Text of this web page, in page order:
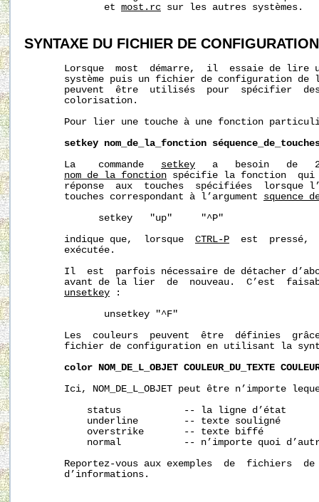
              et
most.rc sur les autres systèmes.
SYNTAXE DU FICHIER DE CONFIGURATION
Lorsque  most  démarre,  il  essaie de lire
système puis un fichier de configuration de
peuvent  être  utilisés  pour  spécifier
       colorisation.
Pour lier une touche à une fonction
setkey nom_de_la_fonction
       La    commande
setkey
a   besoin   de
nom_de_la_fonction spécifie la fonction  qui
réponse  aux  touches  spécifiées  lorsque
       touches correspondant à l’argument
s
             setkey   "up"     "^P"
       indique que,  lorsque
CTRL-P
est  pressé,
       exécutée.
Il  est  parfois nécessaire de détacher
avant de la lier  de  nouveau.  C’est
unsetkey :
              unsetkey "^F"
Les  couleurs  peuvent  être  définies
fichier de configuration en utilisant la
color NOM_DE_L_OBJET COULEUR_DU_TEXTE
Ici, NOM_DE_L_OBJET peut être n’importe
           status           -- la ligne d’état
           underline        -- texte souligné
           overstrike       -- texte biffé
normal           -- n’importe quoi
Reportez-vous aux exemples  de  fichiers
       d’informations.